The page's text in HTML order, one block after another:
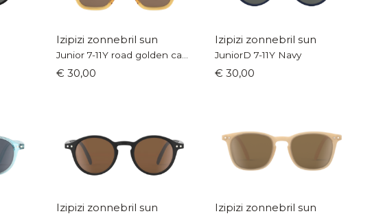
Izipizi zonnebril sun
€ 30,00
Izipizi zonnebril sun
JuniorD 7-11Y Navy
€ 30,00
Izipizi zonnebril sun Izipizi zonnebril sun